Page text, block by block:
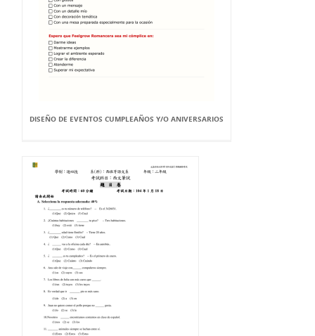
DISEÑO DE EVENTOS CUMPLEAÑOS Y/O ANIVERSARIOS